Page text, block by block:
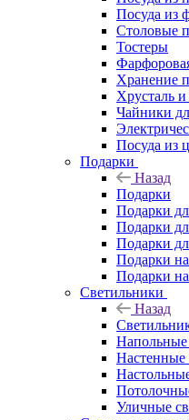
Посуда из
Столовые
Тостеры
Хранение
Хрусталь и
Чайники
Посуда из
Подарки
Назад
Подарки
Подарки
Подарки
Подарки
Подарки
Подарки на
Светильники
Назад
Напольные
Настенные
Уличные